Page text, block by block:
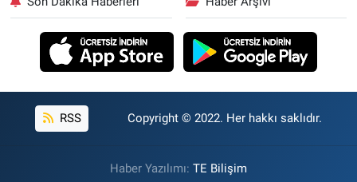
RSS Copyright © 2022. Her hakkı saklıdır.
Haber Yazılımı: TE Bilişim